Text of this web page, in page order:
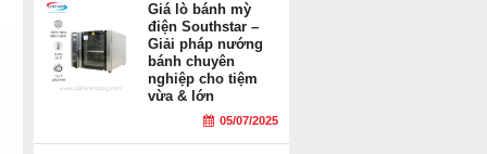
Giá lò bánh mỳ
điện Southstar –
Giải pháp nướng
bánh chuyên
nghiệp cho tiệm
vừa & lớn
05/07/2025